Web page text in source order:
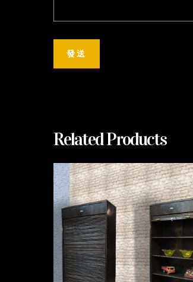
Related Products